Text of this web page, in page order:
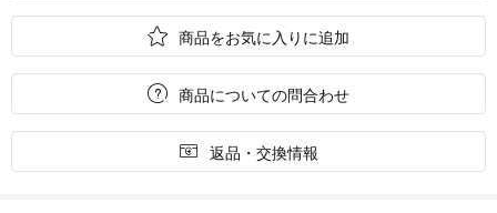
 商品をお気に入りに追加
 商品についての問合わせ
 返品・交換情報